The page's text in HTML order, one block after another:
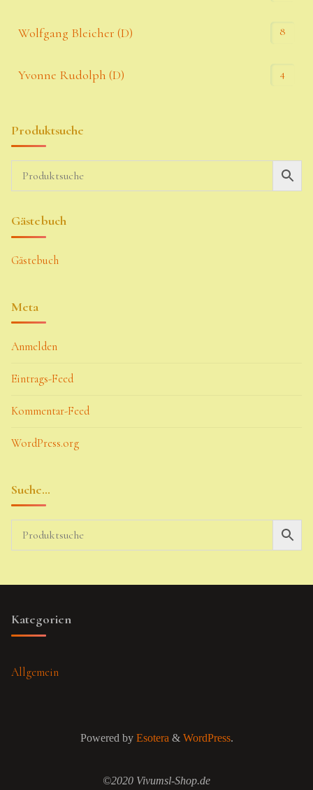
Wolfgang Bleicher (D) 8
Yvonne Rudolph (D) 4
Produktsuche
Gästebuch
Gästebuch
Meta
Anmelden
Eintrags-Feed
Kommentar-Feed
WordPress.org
Suche…
Kategorien
Allgemein
Powered byEsotera& WordPress.
©2020 Vivumsl-Shop.de